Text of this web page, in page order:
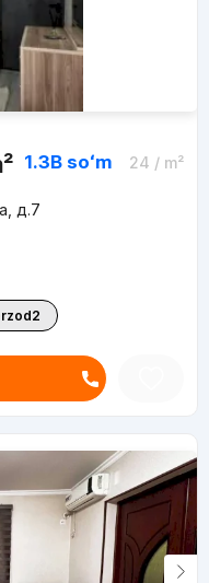
1.3B soʻm 24 / m²
д.7